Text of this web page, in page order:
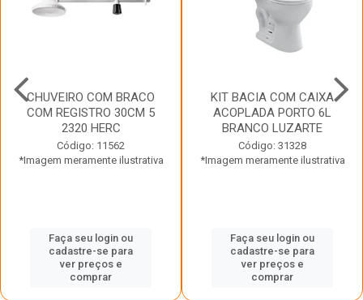
CHUVEIRO COM BRACO
COM REGISTRO 30CM 5
2320 HERC
Código: 11562
*Imagem meramente ilustrativa
Faça seu login ou
cadastre-se para
ver preços e
comprar
KIT BACIA COM CAIXA
ACOPLADA PORTO 6L
BRANCO LUZARTE
Código: 31328
*Imagem meramente ilustrativa
Faça seu login ou
cadastre-se para
ver preços e
comprar